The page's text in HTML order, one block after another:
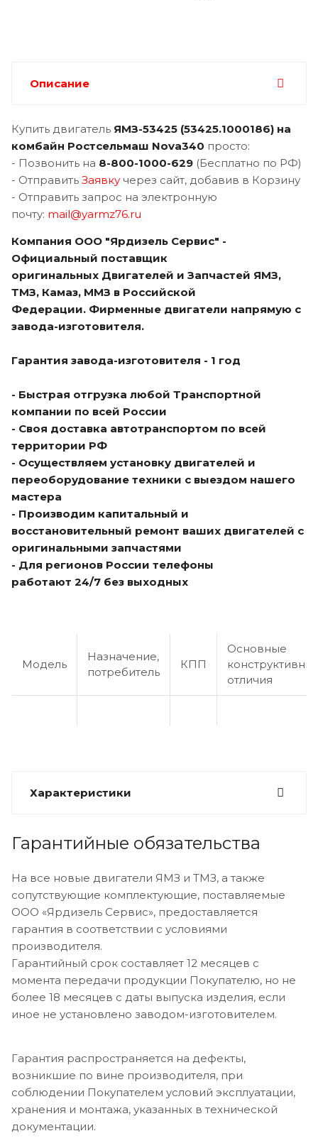
Описание
Купить двигатель ЯМЗ-53425 (53425.1000186) на
комбайн Ростсельмаш Nova340 просто:
- Позвонить на 8-800-1000-629 (Бесплатно по РФ)
- Отправить Заявку через сайт, добавив в Корзину
- Отправить запрос на электронную
почту: mail@yarmz76.ru
Компания ООО "Ярдизель Сервис" -
Официальный поставщик
оригинальных Двигателей и Запчастей ЯМЗ,
ТМЗ, Камаз, ММЗ в Российской
Федерации. Фирменные двигатели напрямую с
завода-изготовителя.
Гарантия завода-изготовителя - 1 год
- Быстрая отгрузка любой Транспортной
компании по всей России
- Своя доставка автотранспортом по всей
территории РФ
- Осуществляем установку двигателей и
переоборудование техники с выездом нашего
мастера
- Производим капитальный и
восстановительный ремонт ваших двигателей с
оригинальными запчастями
- Для регионов России телефоны
работают 24/7 без выходных
Модель
Назначение,
потребитель
КПП
Основные
отличия
Характеристики
Гарантийные обязательства
На все новые двигатели ЯМЗ и ТМЗ, а также
сопутствующие комплектующие, поставляемые
ООО «Ярдизель Сервис», предоставляется
гарантия в соответствии с условиями
производителя.
Гарантийный срок составляет 12 месяцев с
момента передачи продукции Покупателю, но не
более 18 месяцев с даты выпуска изделия, если
иное не установлено заводом-изготовителем.
Гарантия распространяется на дефекты,
возникшие по вине производителя, при
соблюдении Покупателем условий эксплуатации,
хранения и монтажа, указанных в технической
документации.